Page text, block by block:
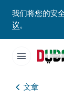
我们将您的安
议。
文章